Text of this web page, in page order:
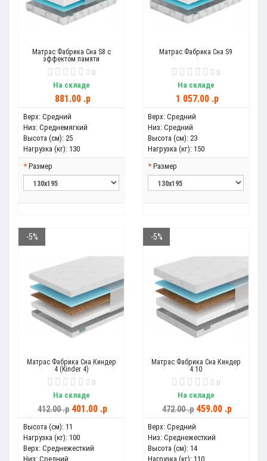
Матрас Фабрика Сна S8 с
эффектом памяти
0
На складе
881.00 .p
Верх: Средний
Низ: Среднемягкий
Высота (см): 25
Нагрузка (кг): 130
Размер
Матрас Фабрика Сна S9
0
На складе
1 057.00 .p
Верх: Средний
Низ: Средний
Высота (см): 23
Нагрузка (кг): 150
Размер
-5%
Матрас Фабрика Сна Киндер
4 (Kinder 4)
0
На складе
412.00 .p 401.00 .p
Высота (см): 11
Нагрузка (кг): 100
Верх: Среднежесткий
Низ: Средний
-5%
Матрас Фабрика Сна Киндер
4.10
0
На складе
472.00 .p 459.00 .p
Верх: Средний
Низ: Среднежесткий
Высота (см): 14
Нагрузка (кг): 110